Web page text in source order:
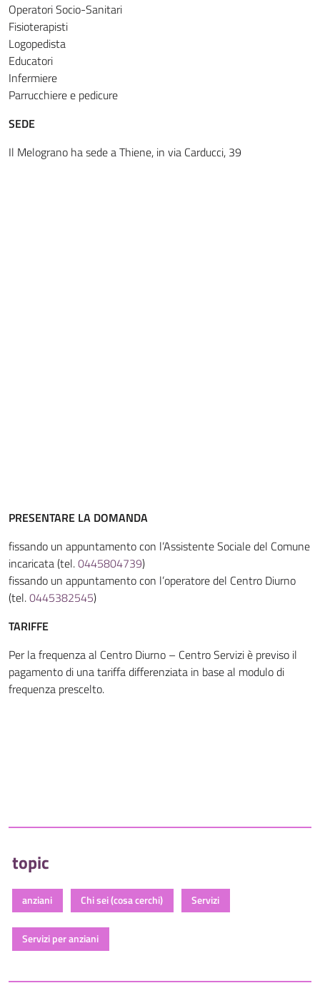
Operatori Socio-Sanitari
Fisioterapisti
Logopedista
Educatori
Infermiere
Parrucchiere e pedicure
SEDE
Il Melograno ha sede a Thiene, in via Carducci, 39
PRESENTARE LA DOMANDA
fissando un appuntamento con l’Assistente Sociale del Comune
incaricata (tel.0445804739)
fissando un appuntamento con l’operatore del Centro Diurno
(tel.0445382545)
TARIFFE
Per la frequenza al Centro Diurno – Centro Servizi è previso il
pagamento di una tariffa differenziata in base al modulo di
frequenza prescelto.
topic
anziani Chi sei (cosa cerchi) Servizi
Servizi per anziani